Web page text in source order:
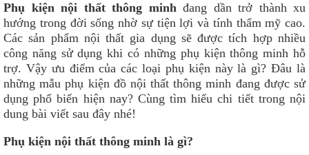
Phụ kiện nội thất thông minhđang dần trở thành xu
hướng trong đời sống nhờ sự tiện lợi và tính thẩm mỹ cao.
Các sản phẩm nội thất gia dụng sẽ được tích hợp nhiều
công năng sử dụng khi có những phụ kiện thông minh hỗ
trợ. Vậy ưu điểm của các loại phụ kiện này là gì? Đâu là
những mẫu phụ kiện đồ nội thất thông minh đang được sử
dụng phổ biến hiện nay? Cùng tìm hiểu chi tiết trong nội
dung bài viết sau đây nhé!
Phụ kiện nội thất thông minh là gì?